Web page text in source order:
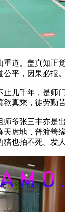
。盖真知正觉
平，因果必报
千年，是师门
真乘，徒劳勤
张三丰亦是出
席地，普渡善
也拍不死。发